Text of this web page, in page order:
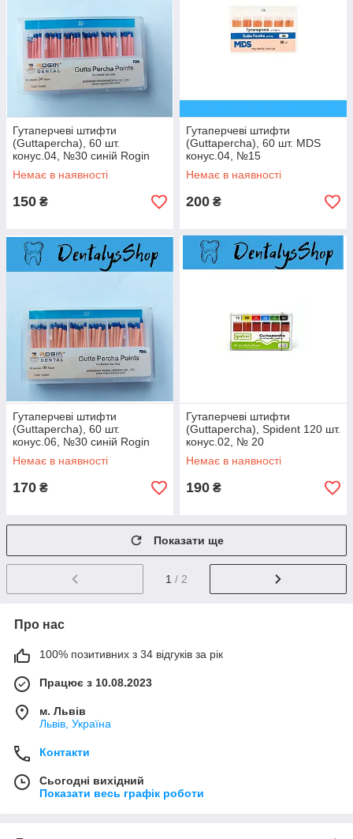
Гутаперчеві штифти
(Guttapercha), 60 шт.
конус.04, №30 синій Rogin
Dental
Немає в наявності
150 ₴
Гутаперчеві штифти
(Guttapercha), 60 шт. MDS
конус.04, №15
Немає в наявності
200 ₴
Гутаперчеві штифти
(Guttapercha), 60 шт.
конус.06, №30 синій Rogin
Dental
Немає в наявності
170 ₴
Гутаперчеві штифти
(Guttapercha), Spident 120 шт.
конус.02, № 20
Немає в наявності
190 ₴
Показати ще
1 / 2
Про нас
100% позитивних з 34 відгуків за рік
Працює з 10.08.2023
м. Львів
Львів, Україна
Контакти
Сьогодні вихідний
Показати весь графік роботи